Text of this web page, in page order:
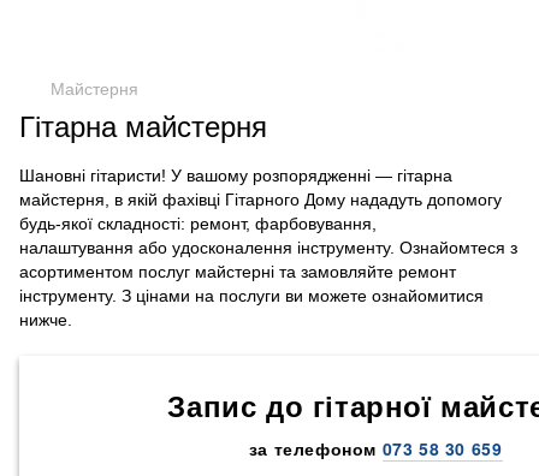
Майстерня
Гітарна майстерня
Шановні гітаристи! У вашому розпорядженні — гітарна
майстерня, в якій фахівці Гітарного Дому нададуть допомогу
будь-якої складності: ремонт, фарбовування,
налаштування або удосконалення інструменту. Ознайомтеся з
асортиментом послуг майстерні та замовляйте ремонт
інструменту. З цінами на послуги ви можете ознайомитися
нижче.
Запис до гітарної
за телефоном 073 58 30 659